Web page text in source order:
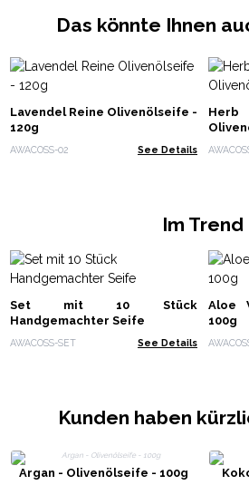
Das könnte Ihnen
Lavendel Reine Olivenölseife -
120g
AWACOSS-02 See Details
Im Trend
Set mit 10 Stück
Handgemachter Seife
AWACOSS-SET See Details
Aloe
100g
Kunden haben
Argan - Olivenölseife - 100g